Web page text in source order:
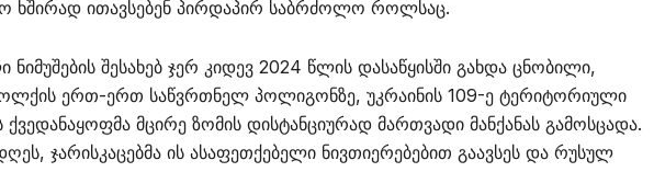
ხშირად ითავსებენ პირდაპირ საბრძოლო როლსაც.
შესახებ ჯერ კიდევ 2024 წლის დასაწყისში გახდა ცნობილი,
ერთ-ერთ საწვრთნელ პოლიგონზე, უკრაინის 109-ე ტერიტორიული
მცირე ზომის დისტანციურად მართვადი მანქანას გამოსცადა.
ჯარისკაცებმა ის ასაფეთქებელი ნივთიერებებით გაავსეს და რუსულ